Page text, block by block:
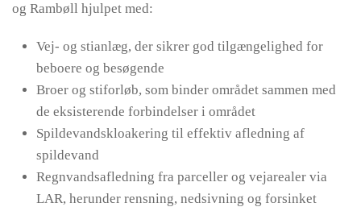
og Rambøll hjulpet med:
Vej- og stianlæg, der sikrer god tilgængelighed for
beboere og besøgende
Broer og stiforløb, som binder området sammen med
de eksisterende forbindelser i området
Spildevandskloakering til effektiv afledning af
spildevand
Regnvandsafledning fra parceller og vejarealer via
LAR, herunder rensning, nedsivning og forsinket